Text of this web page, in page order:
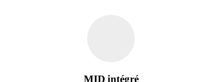
MID intégré